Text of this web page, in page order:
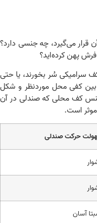
می‌گیرد، چه جنسی دارد؟
پهن کرده‌اید؟
سُر بخورند، یا حتی
کفی محل موردنظر و شکل
کف محلی که صندلی در آن
است.
حرکت صندلی
آسان